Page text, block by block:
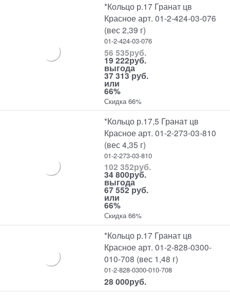
*Кольцо р.17 Гранат цв
Красное арт. 01-2-424-03-076
(вес 2,39 г)
01-2-424-03-076
56 535руб.
19 222руб.
выгода
37 313 руб.
или
66%
Скидка 66%
*Кольцо р.17,5 Гранат цв
Красное арт. 01-2-273-03-810
(вес 4,35 г)
01-2-273-03-810
102 352руб.
34 800руб.
выгода
67 552 руб.
или
66%
Скидка 66%
*Кольцо р.17 Гранат цв
Красное арт. 01-2-828-0300-
010-708 (вес 1,48 г)
01-2-828-0300-010-708
28 000руб.